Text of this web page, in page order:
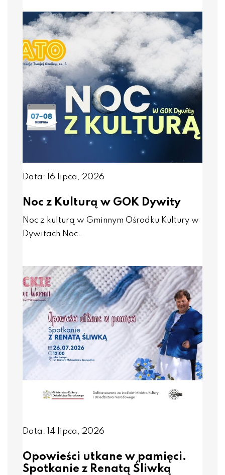
Data: 16 lipca, 2026
Noc z Kulturą w GOK Dywity
Noc z kulturą w Gminnym Ośrodku Kultury w
Dywitach Noc…
Data: 14 lipca, 2026
Opowieści utkane w pamięci.
Spotkanie z Renatą Śliwką